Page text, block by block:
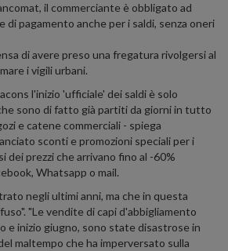
il commerciante è obbligato ad
pagamento anche per i saldi, senza oneri
di avere preso una fregatura rivolgersi al
i vigili urbani.
l'inizio 'ufficiale' dei saldi è solo
sono di fatto già partiti da giorni in tutto
e catene commerciali - spiega
sconti e promozioni speciali per i
dei prezzi che arrivano fino al -60%
Whatsapp o mail.
negli ultimi anni, ma che in questa
"Le vendite di capi d'abbigliamento
e inizio giugno, sono state disastrose in
maltempo che ha imperversato sulla